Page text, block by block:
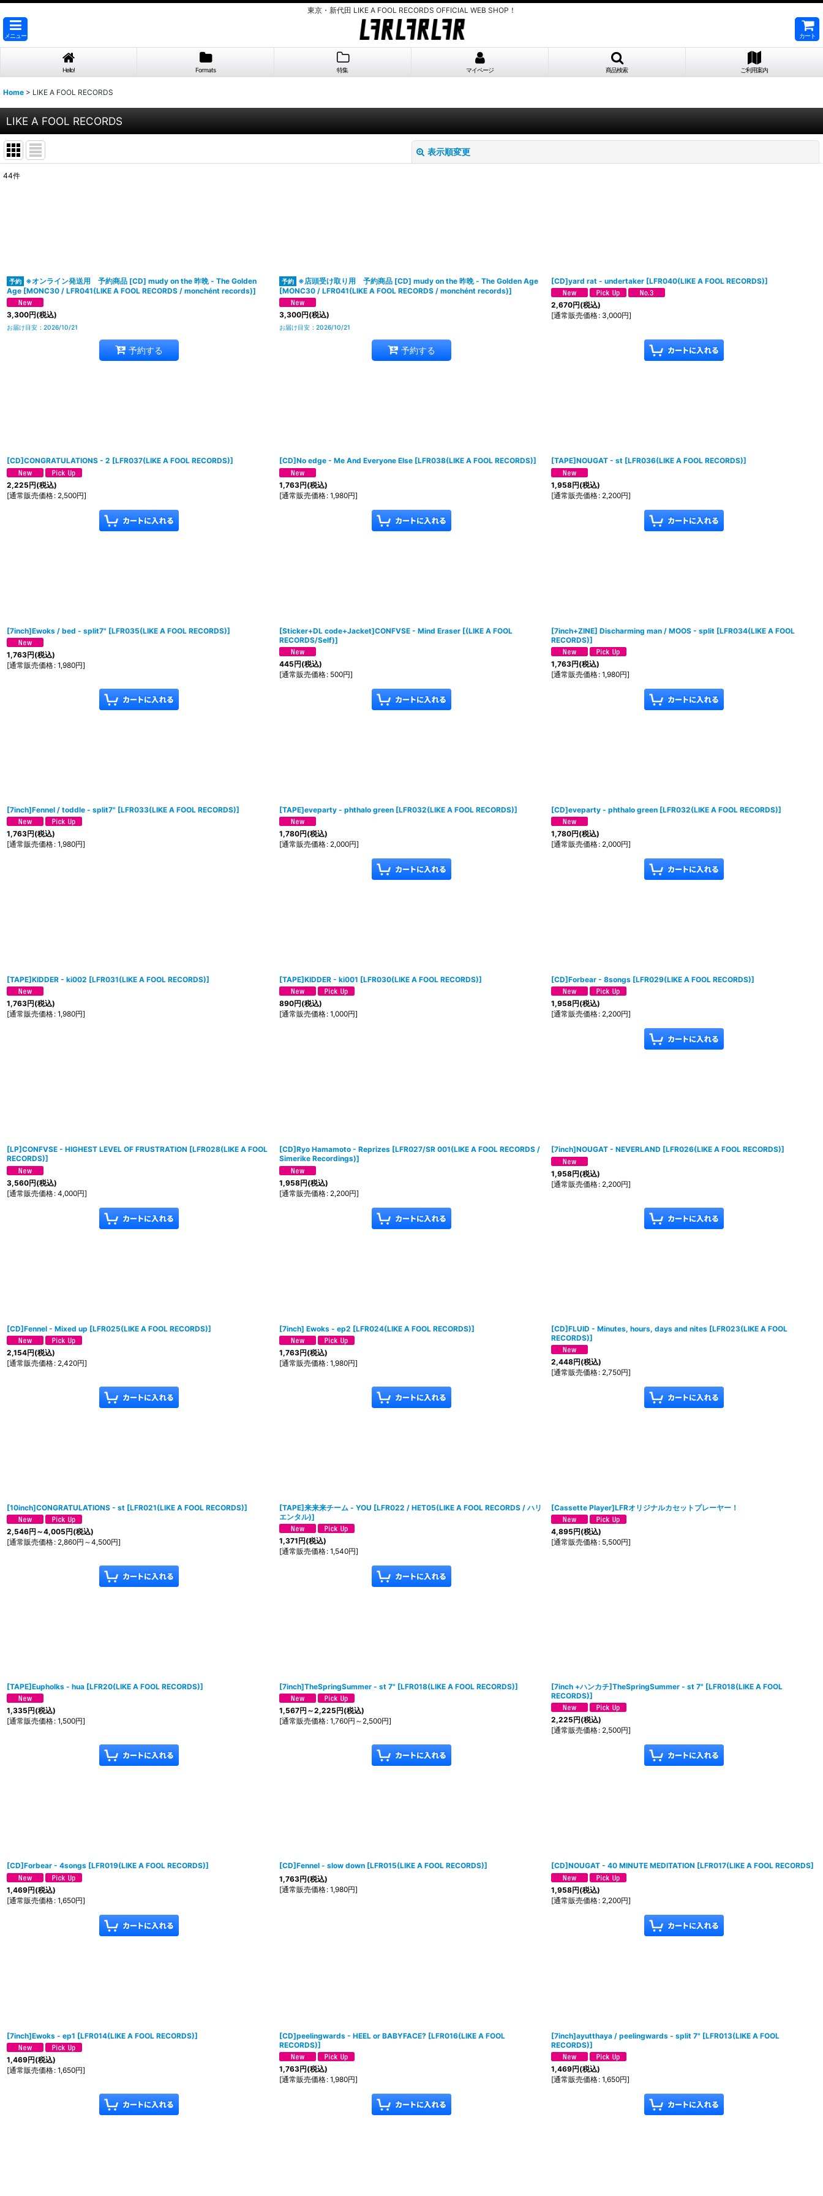
東京・新代田 LIKE A FOOL RECORDS OFFICIAL WEB SHOP！
メニュー カート
Hello! Formats 特集 マイページ 商品検索 ご利用案内
Home > LIKE A FOOL RECORDS
LIKE A FOOL RECORDS
表示順変更
44件
※オンライン発送用 予約商品 [CD] mudy on the 昨晩 - The Golden
Age [MONC30 / LFR041(LIKE A FOOL RECORDS / monchént records)]
3,300円(税込)
お届け目安 : 2026/10/21
予約する
※店頭受け取り用 予約商品 [CD] mudy on the 昨晩 - The Golden Age
[MONC30 / LFR041(LIKE A FOOL RECORDS / monchént records)]
3,300円(税込)
お届け目安 : 2026/10/21
予約する
[CD]yard rat - undertaker [LFR040(LIKE A FOOL RECORDS)]
2,670円(税込)
[通常販売価格: 3,000円]
[CD]CONGRATULATIONS - 2 [LFR037(LIKE A FOOL RECORDS)]
2,225円(税込)
[通常販売価格: 2,500円]
[CD]No edge - Me And Everyone Else [LFR038(LIKE A FOOL RECORDS)]
1,763円(税込)
[通常販売価格: 1,980円]
[TAPE]NOUGAT - st [LFR036(LIKE A FOOL RECORDS)]
1,958円(税込)
[通常販売価格: 2,200円]
[7inch]Ewoks / bed - split7" [LFR035(LIKE A FOOL RECORDS)]
1,763円(税込)
[通常販売価格: 1,980円]
[Sticker+DL code+Jacket]CONFVSE - Mind Eraser [(LIKE A FOOL
RECORDS/Self)]
445円(税込)
[通常販売価格: 500円]
[7inch+ZINE] Discharming man / MOOS - split [LFR034(LIKE A FOOL
RECORDS)]
1,763円(税込)
[通常販売価格: 1,980円]
[7inch]Fennel / toddle - split7" [LFR033(LIKE A FOOL RECORDS)]
1,763円(税込)
[通常販売価格: 1,980円]
[TAPE]eveparty - phthalo green [LFR032(LIKE A FOOL RECORDS)]
1,780円(税込)
[通常販売価格: 2,000円]
[CD]eveparty - phthalo green [LFR032(LIKE A FOOL RECORDS)]
1,780円(税込)
[通常販売価格: 2,000円]
[TAPE]KIDDER - ki002 [LFR031(LIKE A FOOL RECORDS)]
1,763円(税込)
[通常販売価格: 1,980円]
[TAPE]KIDDER - ki001 [LFR030(LIKE A FOOL RECORDS)]
890円(税込)
[通常販売価格: 1,000円]
[CD]Forbear - 8songs [LFR029(LIKE A FOOL RECORDS)]
1,958円(税込)
[通常販売価格: 2,200円]
[LP]CONFVSE - HIGHEST LEVEL OF FRUSTRATION [LFR028(LIKE A FOOL
RECORDS)]
3,560円(税込)
[通常販売価格: 4,000円]
[CD]Ryo Hamamoto - Reprizes [LFR027/SR 001(LIKE A FOOL RECORDS /
Simerike Recordings)]
1,958円(税込)
[通常販売価格: 2,200円]
[7inch]NOUGAT - NEVERLAND [LFR026(LIKE A FOOL RECORDS)]
1,958円(税込)
[通常販売価格: 2,200円]
[CD]Fennel - Mixed up [LFR025(LIKE A FOOL RECORDS)]
2,154円(税込)
[通常販売価格: 2,420円]
[7inch] Ewoks - ep2 [LFR024(LIKE A FOOL RECORDS)]
1,763円(税込)
[通常販売価格: 1,980円]
[CD]FLUID - Minutes, hours, days and nites [LFR023(LIKE A FOOL
RECORDS)]
2,448円(税込)
[通常販売価格: 2,750円]
[10inch]CONGRATULATIONS - st [LFR021(LIKE A FOOL RECORDS)]
2,546円 ～4,005円(税込)
[通常販売価格: 2,860円 ～4,500円]
[TAPE]来来来チーム - YOU [LFR022 / HET05(LIKE A FOOL RECORDS / ハリ
エンタル)]
1,371円(税込)
[通常販売価格: 1,540円]
[Cassette Player]LFRオリジナルカセットプレーヤー！
4,895円(税込)
[通常販売価格: 5,500円]
[TAPE]Eupholks - hua [LFR20(LIKE A FOOL RECORDS)]
1,335円(税込)
[通常販売価格: 1,500円]
[7inch]TheSpringSummer - st 7" [LFR018(LIKE A FOOL RECORDS)]
1,567円 ～2,225円(税込)
[通常販売価格: 1,760円 ～2,500円]
[7inch +ハンカチ]TheSpringSummer - st 7" [LFR018(LIKE A FOOL
RECORDS)]
2,225円(税込)
[通常販売価格: 2,500円]
[CD]Forbear - 4songs [LFR019(LIKE A FOOL RECORDS)]
1,469円(税込)
[通常販売価格: 1,650円]
[CD]Fennel - slow down [LFR015(LIKE A FOOL RECORDS)]
1,763円(税込)
[通常販売価格: 1,980円]
[CD]NOUGAT - 40 MINUTE MEDITATION [LFR017(LIKE A FOOL RECORDS]
1,958円(税込)
[通常販売価格: 2,200円]
[7inch]Ewoks - ep1 [LFR014(LIKE A FOOL RECORDS)]
1,469円(税込)
[通常販売価格: 1,650円]
[CD]peelingwards - HEEL or BABYFACE? [LFR016(LIKE A FOOL
RECORDS)]
1,763円(税込)
[通常販売価格: 1,980円]
[7inch]ayutthaya / peelingwards - split 7" [LFR013(LIKE A FOOL
RECORDS)]
1,469円(税込)
[通常販売価格: 1,650円]